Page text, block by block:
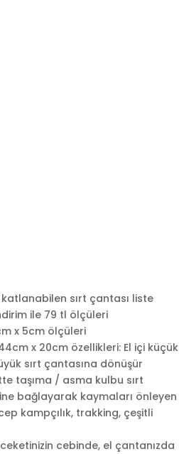
sırt çantası liste
ile 79 tl ölçüleri
x 5cm ölçüleri
x 20cm özellikleri: El içi küçük
sırt çantasına dönüşür
taşıma / asma kulbu sırt
bağlayarak kaymaları önleyen
kampçılık, trakking, çeşitli
cebinde, el çantanızda